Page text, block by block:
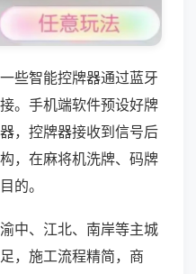
些智能控牌器通过蓝牙
。手机端软件预设好牌
，控牌器接收到信号后
，在麻将机洗牌、码牌
的。
中、江北、南岸等主城
，施工流程精简，商